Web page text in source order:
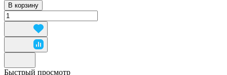
В корзину
Быстрый просмотр